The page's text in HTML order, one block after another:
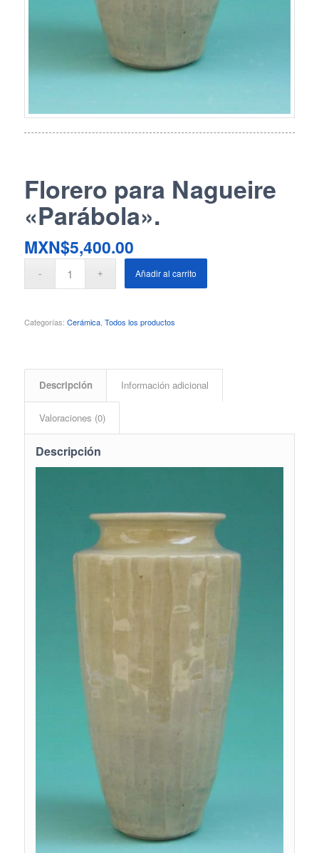
Florero para Nagueire
«Parábola».
MXN$5,400.00
Añadir al carrito
Categorías: Cerámica, Todos los productos
Descripción Información adicional
Valoraciones (0)
Descripción